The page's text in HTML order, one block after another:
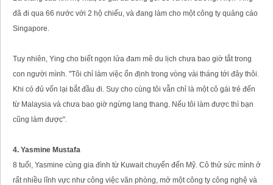
đã đi qua 66 nước với 2 hộ chiếu, và đang làm cho một công ty quảng cáo
Singapore.
Tuy nhiên, Ying cho biết ngọn lửa đam mê du lịch chưa bao giờ tắt trong
con người mình. "Tôi chỉ làm việc ổn định trong vòng vài tháng tới đây thôi.
Khi có đủ vốn lại bắt đầu đi. Suy cho cùng tôi vẫn chỉ là một cô gái trẻ đến
từ Malaysia và chưa bao giờ ngừng lang thang. Nếu tôi làm được thì bạn
cũng làm được".
4. Yasmine Mustafa
8 tuổi, Yasmine cùng gia đình từ Kuwait chuyển đến Mỹ. Cô thử sức mình ở
rất nhiều lĩnh vực như công việc văn phòng, mở một công ty công nghệ và